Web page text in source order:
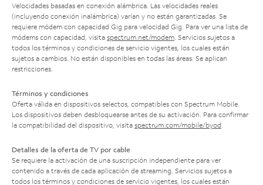
Velocidades basadas en conexión alámbrica. Las velocidades reales
(incluyendo conexión inalámbrica) varían y no están garantizadas. Se
requiere módem con capacidad Gig para velocidad Gig. Para ver una lista de
módems con capacidad, visita spectrum.net/modem . Servicios sujetos a
todos los términos y condiciones de servicio vigentes, los cuales están
sujetos a cambios. No están disponibles en todas las áreas. Se aplican
restricciones.
Términos y condiciones
Oferta válida en dispositivos selectos, compatibles con Spectrum Mobile.
Los dispositivos deben desbloquearse antes de su activación. Para confirmar
la compatibilidad del dispositivo, visita spectrum.com/mobile/byod
Detalles de la oferta de TV por cable
Se requiere la activación de una suscripción independiente para ver
contenido a través de cada aplicación de streaming. Servicios sujetos a
todos los términos y condiciones de servicio vigentes, los cuales están